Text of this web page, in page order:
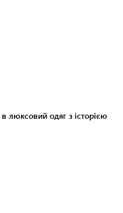
в люксовий одяг з історією